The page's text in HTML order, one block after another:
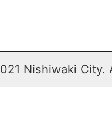
Nishiwaki City.